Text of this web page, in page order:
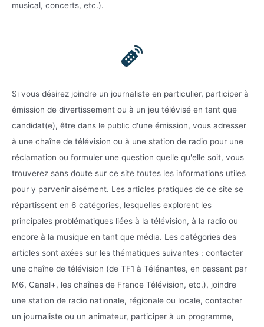
musical, concerts, etc.).
Si vous désirez joindre un journaliste en particulier, participer à
émission de divertissement ou à un jeu télévisé en tant que
candidat(e), être dans le public d'une émission, vous adresser
à une chaîne de télévision ou à une station de radio pour une
réclamation ou formuler une question quelle qu'elle soit, vous
trouverez sans doute sur ce site toutes les informations utiles
pour y parvenir aisément. Les articles pratiques de ce site se
répartissent en 6 catégories, lesquelles explorent les
principales problématiques liées à la télévision, à la radio ou
encore à la musique en tant que média. Les catégories des
articles sont axées sur les thématiques suivantes : contacter
une chaîne de télévision (de TF1 à Télénantes, en passant par
M6, Canal+, les chaînes de France Télévision, etc.), joindre
une station de radio nationale, régionale ou locale, contacter
un journaliste ou un animateur, participer à un programme,